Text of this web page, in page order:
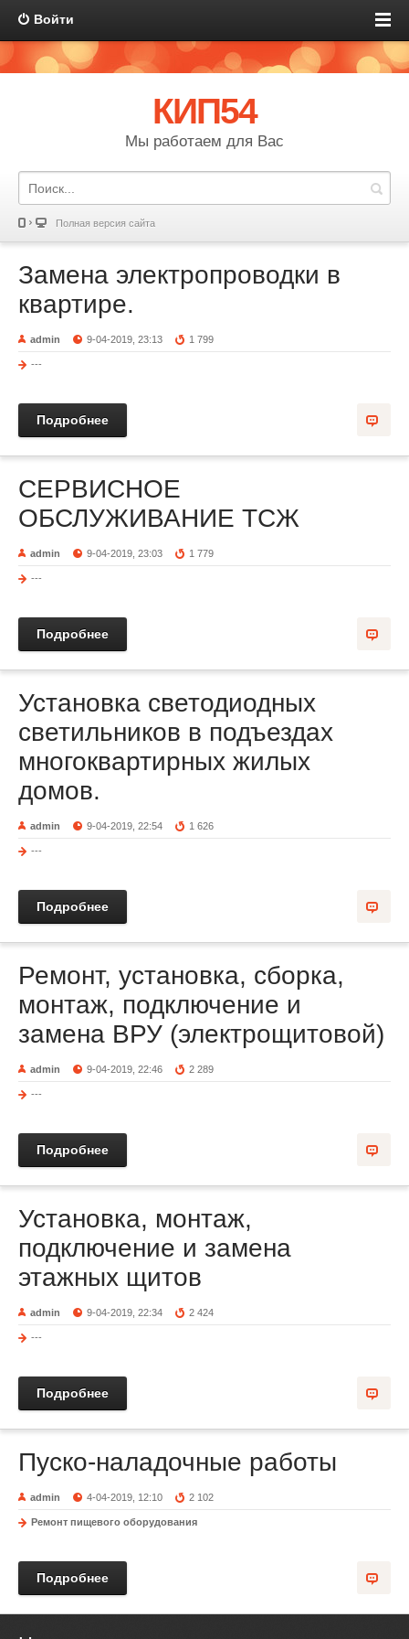
Войти
КИП54
Мы работаем для Вас
Полная версия сайта
Замена электропроводки в
квартире.
admin 9-04-2019, 23:13 1 799
---
Подробнее
СЕРВИСНОЕ
ОБСЛУЖИВАНИЕ ТСЖ
admin 9-04-2019, 23:03 1 779
---
Подробнее
Установка светодиодных
светильников в подъездах
многоквартирных жилых
домов.
admin 9-04-2019, 22:54 1 626
---
Подробнее
Ремонт, установка, сборка,
монтаж, подключение и
замена ВРУ (электрощитовой)
admin 9-04-2019, 22:46 2 289
---
Подробнее
Установка, монтаж,
подключение и замена
этажных щитов
admin 9-04-2019, 22:34 2 424
---
Подробнее
Пуско-наладочные работы
admin 4-04-2019, 12:10 2 102
Ремонт пищевого оборудования
Подробнее